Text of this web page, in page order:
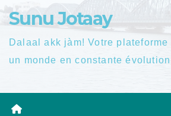
Sunu Jotaay
Dalaal akk jàm! Votre
un monde en constante